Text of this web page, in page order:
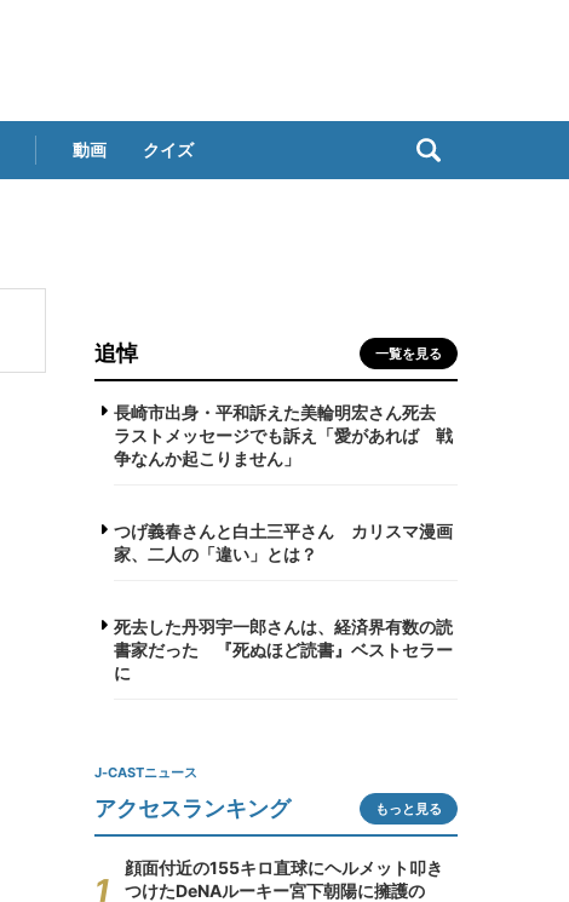
動画 クイズ
追悼 一覧を見る
長崎市出身・平和訴えた美輪明宏さん死去
ラストメッセージでも訴え「愛があれば 戦
争なんか起こりません」
つげ義春さんと白土三平さん カリスマ漫画
家、二人の「違い」とは？
死去した丹羽宇一郎さんは、経済界有数の読
書家だった 『死ぬほど読書』ベストセラー
に
J-CASTニュース
アクセスランキング もっと見る
顔面付近の155キロ直球にヘルメット叩き
つけたDeNAルーキー宮下朝陽に擁護の